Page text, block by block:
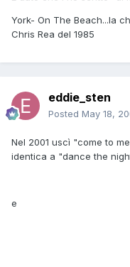
York- On The Beach...la
Chris Rea del 1985
eddie_sten
Posted May 18,
Nel 2001 uscì "come to
identica a "dance the
e